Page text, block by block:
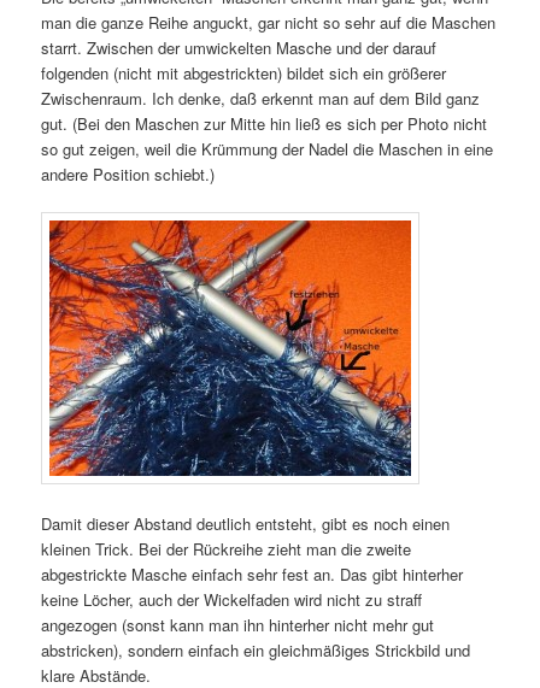
man die ganze Reihe anguckt, gar nicht so sehr auf die Maschen
starrt. Zwischen der umwickelten Masche und der darauf
folgenden (nicht mit abgestrickten) bildet sich ein größerer
Zwischenraum. Ich denke, daß erkennt man auf dem Bild ganz
gut. (Bei den Maschen zur Mitte hin ließ es sich per Photo nicht
so gut zeigen, weil die Krümmung der Nadel die Maschen in eine
andere Position schiebt.)
Damit dieser Abstand deutlich entsteht, gibt es noch einen
kleinen Trick. Bei der Rückreihe zieht man die zweite
abgestrickte Masche einfach sehr fest an. Das gibt hinterher
keine Löcher, auch der Wickelfaden wird nicht zu straff
angezogen (sonst kann man ihn hinterher nicht mehr gut
abstricken), sondern einfach ein gleichmäßiges Strickbild und
klare Abstände.